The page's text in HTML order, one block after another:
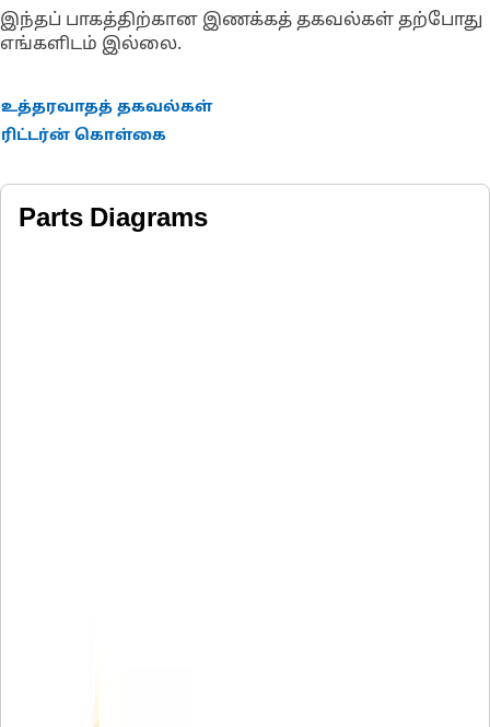
இந்தப் பாகத்திற்கான இணக்கத் தகவல்கள் தற்போது
எங்களிடம் இல்லை.
உத்தரவாதத் தகவல்கள்
ரிட்டர்ன் கொள்கை
Parts Diagrams